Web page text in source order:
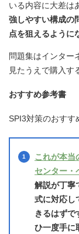
いる内容に大差は
強しやすい構成の
点を狙えるように
問題集はインター
見たうえで購入す
おすすめ参考書
SPI3対策のおすす
これが本当
センター・
解説が丁寧
式に対応し
きるはずで
ひ一度手に